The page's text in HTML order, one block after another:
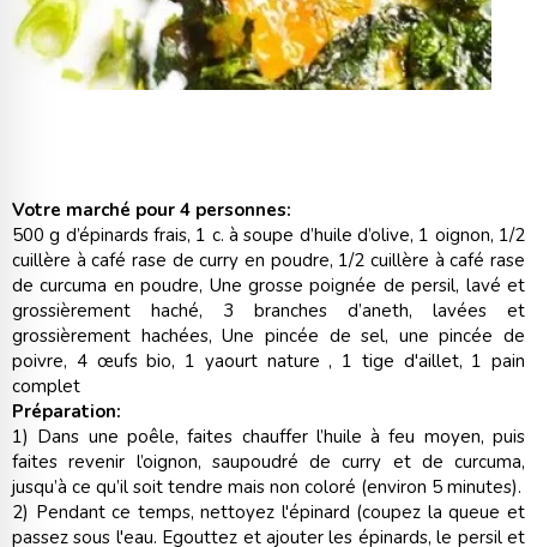
Votre marché pour 4 personnes:
500 g d’épinards frais, 1 c. à soupe d’huile d’olive, 1 oignon, 1/2
cuillère à café rase de curry en poudre, 1/2 cuillère à café rase
de curcuma en poudre, Une grosse poignée de persil, lavé et
grossièrement haché, 3 branches d’aneth, lavées et
grossièrement hachées, Une pincée de sel, une pincée de
poivre, 4 œufs bio, 1 yaourt nature , 1 tige d'aillet, 1 pain
complet
Préparation:
1) Dans une poêle, faites chauffer l’huile à feu moyen, puis
faites revenir l’oignon, saupoudré de curry et de curcuma,
jusqu’à ce qu’il soit tendre mais non coloré (environ 5 minutes).
2) Pendant ce temps, nettoyez l'épinard (coupez la queue et
passez sous l'eau. Egouttez et ajouter les épinards, le persil et